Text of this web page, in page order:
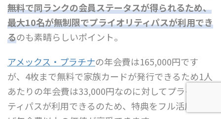
無料で同ランクの会員ステータスが得られるため、
最大10名が無制限でプライオリティパスが利用でき
るのも素晴らしいポイント。
アメックス・プラチナの年会費は165,000円です
が、4枚まで無料で家族カードが発行できるため1人
あたりの年会費は33,000円なのに対してプライオリ
ティパスが利用できるのため、特典をフル活用すれ